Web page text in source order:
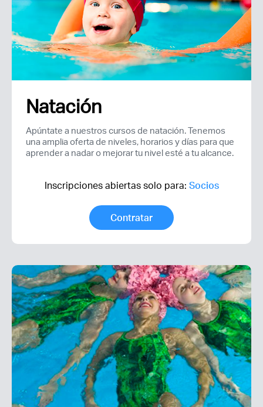
Natación
Apúntate a nuestros cursos de natación. Tenemos
una amplia oferta de niveles, horarios y días para que
aprender a nadar o mejorar tu nivel esté a tu alcance.
Inscripciones abiertas solo para: Socios
Contratar